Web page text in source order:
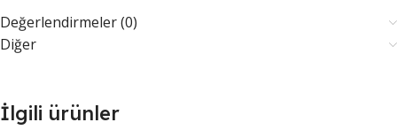
Değerlendirmeler (0)
Diğer
İlgili ürünler